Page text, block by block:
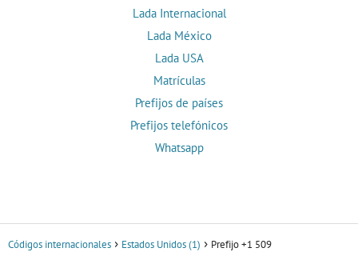
Lada Internacional
Lada México
Lada USA
Matrículas
Prefijos de países
Prefijos telefónicos
Whatsapp
Códigos internacionales Estados Unidos (1) Prefijo +1 509